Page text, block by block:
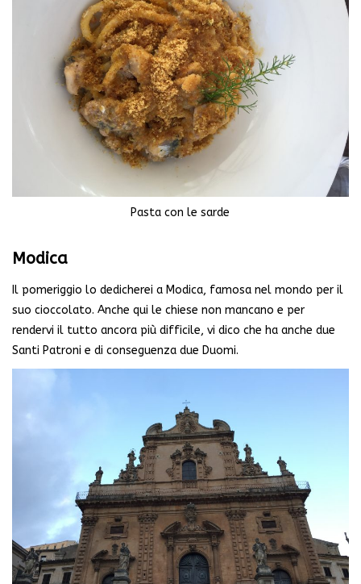
Pasta con le sarde
Modica
Il pomeriggio lo dedicherei a Modica, famosa nel mondo per il
suo cioccolato. Anche qui le chiese non mancano e per
rendervi il tutto ancora più difficile, vi dico che ha anche due
Santi Patroni e di conseguenza due Duomi.